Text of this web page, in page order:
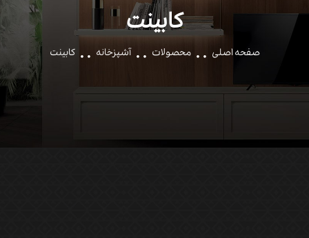
کابینت
صفحه اصلی محصولات آشپزخانه کابینت